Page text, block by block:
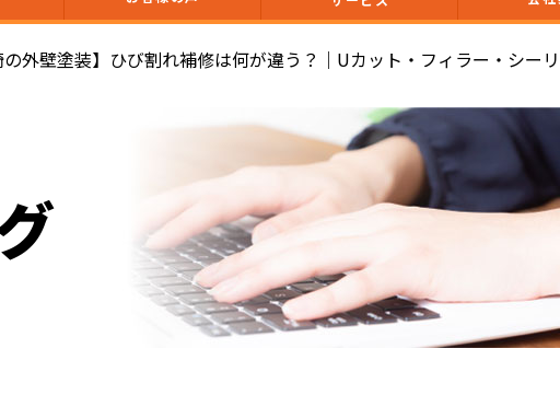
外壁塗装】ひび割れ補修は何が違う？｜Uカット・フィラー・シー